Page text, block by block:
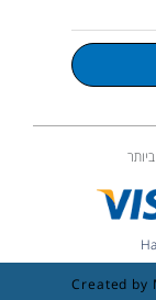
Created by